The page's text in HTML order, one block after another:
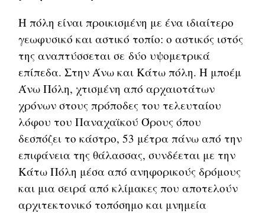
Η πόλη είναι προικισμένη με ένα ιδιαίτερο
γεωφυσικό και αστικό τοπίο: ο αστικός ιστός
της αναπτύσσεται σε δύο υψομετρικά
επίπεδα. Στην Άνω και Κάτω πόλη. Η μποέμ
Άνω Πόλη, χτισμένη από αρχαιοτάτων
χρόνων στους πρόποδες του τελευταίου
λόφου του Παναχαϊκού Όρους όπου
δεσπόζει το κάστρο, 53 μέτρα πάνω από την
επιφάνεια της θάλασσας, συνδέεται με την
Κάτω Πόλη μέσα από ανηφορικούς δρόμους
και μια σειρά από κλίμακες που αποτελούν
αρχιτεκτονικό τοπόσημο και μνημεία